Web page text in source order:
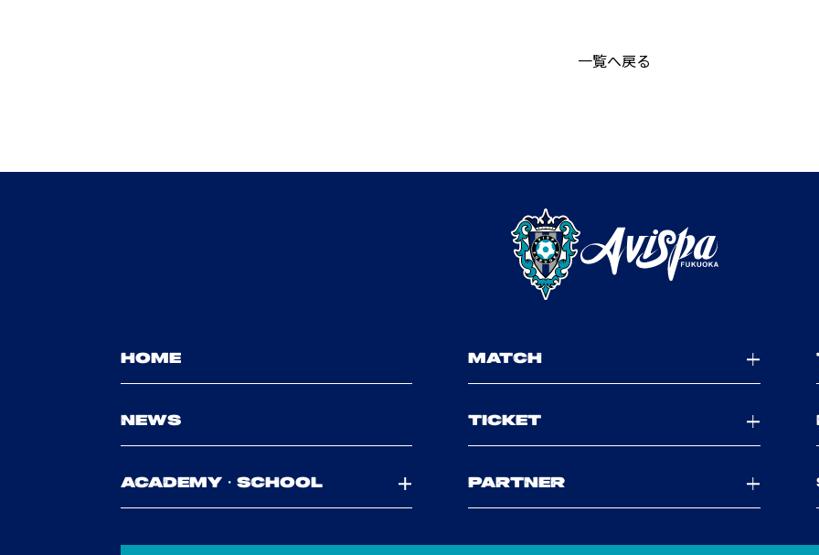
一覧へ戻る
HOME MATCH
NEWS TICKET
ACADEMY・SCHOOL PARTNER